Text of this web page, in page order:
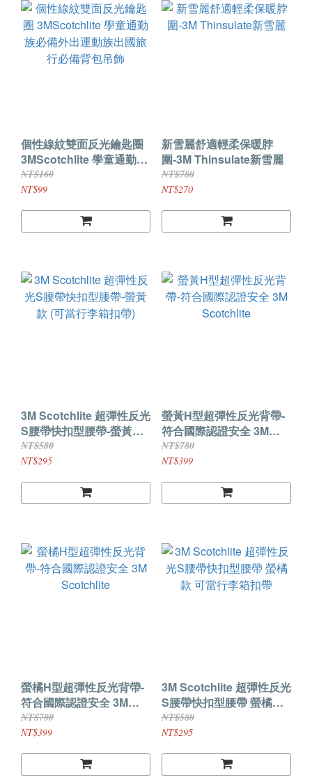
個性線紋雙面反光鑰匙圈
3MScotchlite 學童通勤族
必備外出運動族出國旅行
必備背包吊飾
NT$160
NT$99
新雪麗舒適輕柔保暖脖
圍-3M Thinsulate新雪麗
NT$780
NT$270
3M Scotchlite 超彈性反光
S腰帶快扣型腰帶-螢黃款
(可當行李箱扣帶)
NT$580
NT$295
螢黃H型超彈性反光背帶-
符合國際認證安全 3M
Scotchlite
NT$780
NT$399
螢橘H型超彈性反光背帶-
符合國際認證安全 3M
Scotchlite
NT$780
NT$399
3M Scotchlite 超彈性反光
S腰帶快扣型腰帶 螢橘款
可當行李箱扣帶
NT$580
NT$295